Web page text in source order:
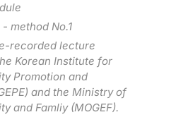
method No.1
recorded lecture
Korean Institute for
Promotion and
and the Ministry of
and Famliy (MOGEF).